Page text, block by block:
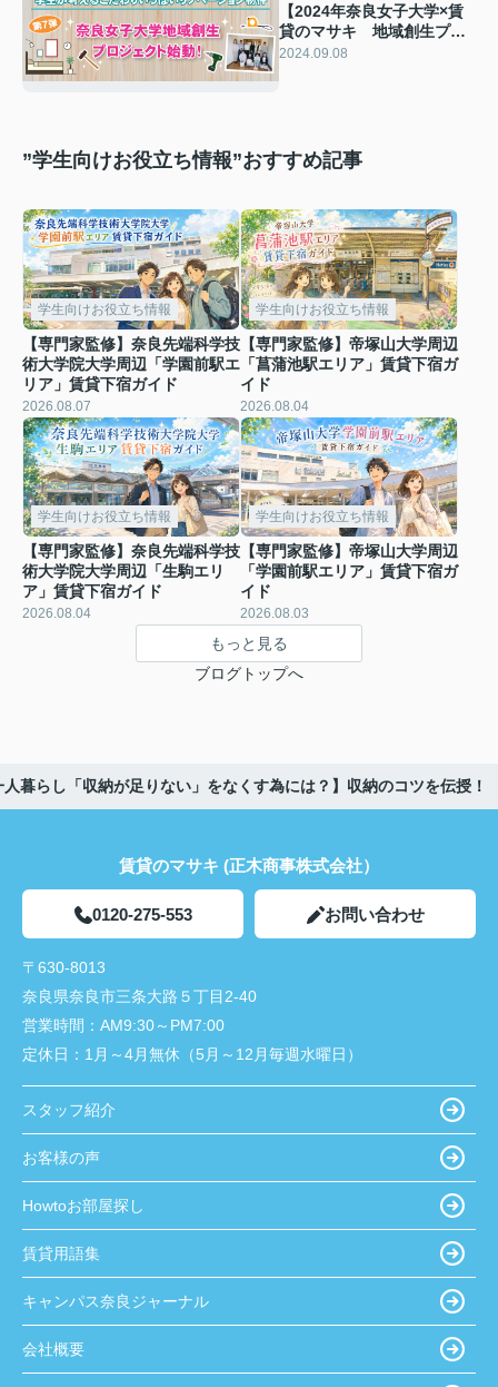
【2024年奈良女子大学×賃
貸のマサキ 地域創生プロ
ジェクト第7弾】レポート
2024.09.08
”学生向けお役立ち情報”おすすめ記事
学生向けお役立ち情報
【専門家監修】奈良先端科学技
術大学院大学周辺「学園前駅エ
リア」賃貸下宿ガイド
2026.08.07
学生向けお役立ち情報
【専門家監修】帝塚山大学周辺
「菖蒲池駅エリア」賃貸下宿ガ
イド
2026.08.04
学生向けお役立ち情報
【専門家監修】奈良先端科学技
術大学院大学周辺「生駒エリ
ア」賃貸下宿ガイド
2026.08.04
学生向けお役立ち情報
【専門家監修】帝塚山大学周辺
「学園前駅エリア」賃貸下宿ガ
イド
2026.08.03
もっと見る
ブログトップへ
人暮らし「収納が足りない」をなくす為には？】収納のコツを伝授！
賃貸のマサキ (正木商事株式会社）
0120-275-553 お問い合わせ
〒630-8013
奈良県奈良市三条大路５丁目2-40
営業時間： AM9:30～PM7:00
定休日： 1月～4月無休（5月～12月毎週水曜日）
スタッフ紹介
お客様の声
Howtoお部屋探し
賃貸用語集
キャンパス奈良ジャーナル
会社概要